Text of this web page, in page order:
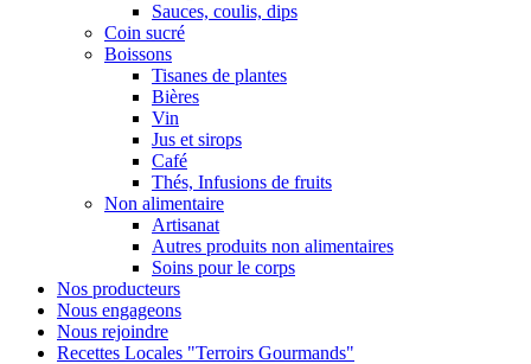
Sauces, coulis, dips
Coin sucré
Boissons
Tisanes de plantes
Bières
Vin
Jus et sirops
Café
Thés, Infusions de fruits
Non alimentaire
Artisanat
Autres produits non alimentaires
Soins pour le corps
Nos producteurs
Nous engageons
Nous rejoindre
Recettes Locales "Terroirs Gourmands"